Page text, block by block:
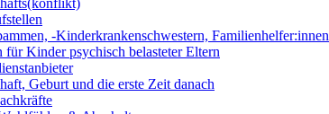
-Kinderkrankenschwestern, Familienhelfer:innen
für Kinder psychisch belasteter Eltern
Geburt und die erste Zeit danach